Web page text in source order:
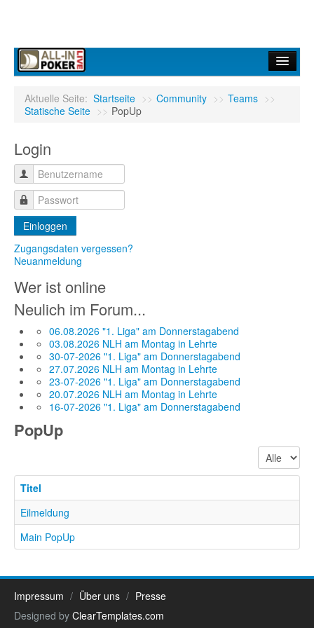
Forum
Infos
Turniere
Ergebnisdienst
Community
Aktuelle Seite: Startseite >> Community >> Teams >>
Statische Seite >> PopUp
Login
Einloggen
Zugangsdaten vergessen?
Neuanmeldung
Wer ist online
Neulich im Forum...
06.08.2026 "1. Liga" am Donnerstagabend
03.08.2026 NLH am Montag in Lehrte
30-07-2026 "1. Liga" am Donnerstagabend
27.07.2026 NLH am Montag in Lehrte
23-07-2026 "1. Liga" am Donnerstagabend
20.07.2026 NLH am Montag in Lehrte
16-07-2026 "1. Liga" am Donnerstagabend
PopUp
Anzeige #
Titel
Eilmeldung
Main PopUp
Impressum Über uns
Presse
Designed by ClearTemplates.com